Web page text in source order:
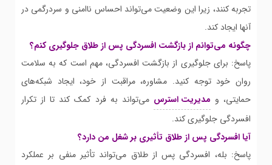
تجربه کنند، زیرا این وضعیت می‌تواند احساس ناامنی و سردرگمی در
آنها ایجاد کند.
چگونه می‌توانم از بازگشت افسردگی پس از طلاق جلوگیری کنم؟
پاسخ: برای جلوگیری از بازگشت افسردگی، مهم است که به سلامت
روان خود توجه کنید. مشاوره، مراقبت از خود، ایجاد شبکه‌های
حمایتی، و مدیریت استرس می‌تواند به فرد کمک کند تا از تکرار
افسردگی جلوگیری کند.
آیا افسردگی پس از طلاق تأثیری بر شغل من دارد؟
پاسخ: بله، افسردگی پس از طلاق می‌تواند تأثیر منفی بر عملکرد